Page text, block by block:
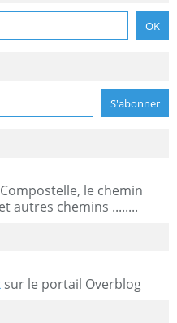
le chemin
autres chemins ........
sur le portail Overblog